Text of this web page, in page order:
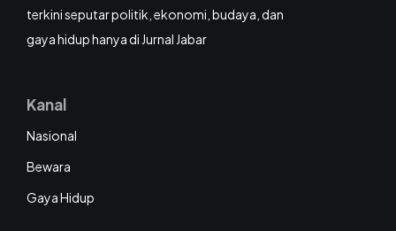
terkini seputar politik, ekonomi, budaya, dan
gaya hidup hanya di Jurnal Jabar
Kanal
Nasional
Bewara
Gaya Hidup